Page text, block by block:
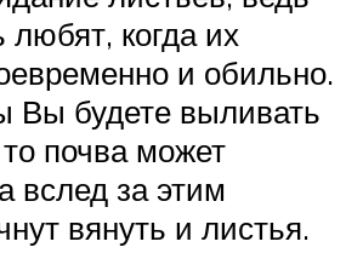
любят, когда их
и обильно.
Вы будете выливать
почва может
вслед за этим
вянуть и листья.